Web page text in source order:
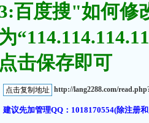
百度搜"如何修
为
点击保存即可
http://lang2288.com/
建议先加管理QQ：1018170554(除注册